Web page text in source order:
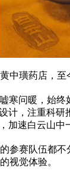
璜药店，至
寒问暖，始
计，注重科
加速白云山中
参赛队伍都
视觉体验。